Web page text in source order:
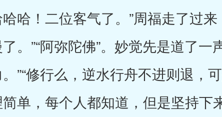
哈！二位客气了。”周福走了过
。”“阿弥陀佛”。妙觉先是道了
”“修行么，逆水行舟不进则退，
单，每个人都知道，但是坚持下